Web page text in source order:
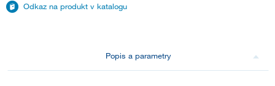
Odkaz na produkt v katalogu
Popis a parametry